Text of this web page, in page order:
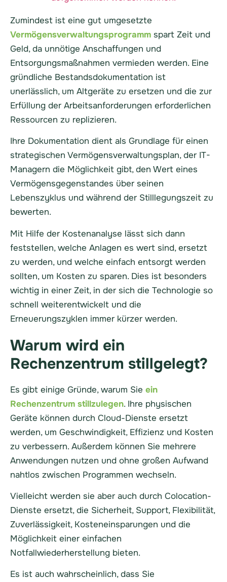
Zumindest ist eine gut umgesetzte
Vermögensverwaltungsprogramm spart Zeit und
Geld, da unnötige Anschaffungen und
Entsorgungsmaßnahmen vermieden werden. Eine
gründliche Bestandsdokumentation ist
unerlässlich, um Altgeräte zu ersetzen und die zur
Erfüllung der Arbeitsanforderungen erforderlichen
Ressourcen zu replizieren.
Ihre Dokumentation dient als Grundlage für einen
strategischen Vermögensverwaltungsplan, der IT-
Managern die Möglichkeit gibt, den Wert eines
Vermögensgegenstandes über seinen
Lebenszyklus und während der Stilllegungszeit zu
bewerten.
Mit Hilfe der Kostenanalyse lässt sich dann
feststellen, welche Anlagen es wert sind, ersetzt
zu werden, und welche einfach entsorgt werden
sollten, um Kosten zu sparen. Dies ist besonders
wichtig in einer Zeit, in der sich die Technologie so
schnell weiterentwickelt und die
Erneuerungszyklen immer kürzer werden.
Warum wird ein
Rechenzentrum stillgelegt?
Es gibt einige Gründe, warum Sie ein
Rechenzentrum stillzulegen. Ihre physischen
Geräte können durch Cloud-Dienste ersetzt
werden, um Geschwindigkeit, Effizienz und Kosten
zu verbessern. Außerdem können Sie mehrere
Anwendungen nutzen und ohne großen Aufwand
nahtlos zwischen Programmen wechseln.
Vielleicht werden sie aber auch durch Colocation-
Dienste ersetzt, die Sicherheit, Support, Flexibilität,
Zuverlässigkeit, Kosteneinsparungen und die
Möglichkeit einer einfachen
Notfallwiederherstellung bieten.
Es ist auch wahrscheinlich, dass Sie